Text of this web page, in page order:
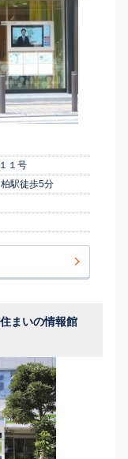
１号
駅徒歩5分
まいの情報館